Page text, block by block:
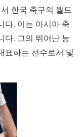
한국 축구의 월드
다. 이는 아시아 축
다. 그의 뛰어난 능
표하는 선수로서 빛